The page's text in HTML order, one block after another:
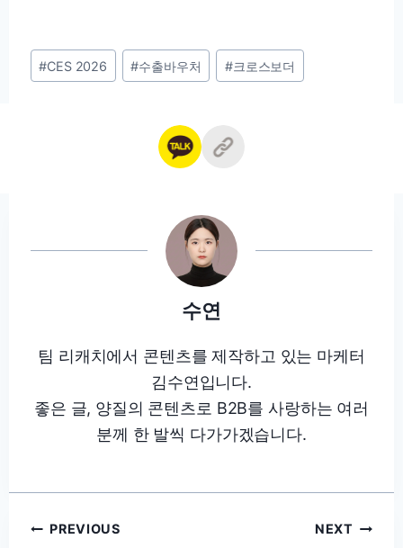
Post
Tags:
#CES 2026 #수출바우처 #크로스보더
수연
팀 리캐치에서 콘텐츠를 제작하고 있는 마케터
김수연입니다.
좋은 글, 양질의 콘텐츠로 B2B를 사랑하는 여러
분께 한 발씩 다가가겠습니다.
글PREVIOUS NEXT